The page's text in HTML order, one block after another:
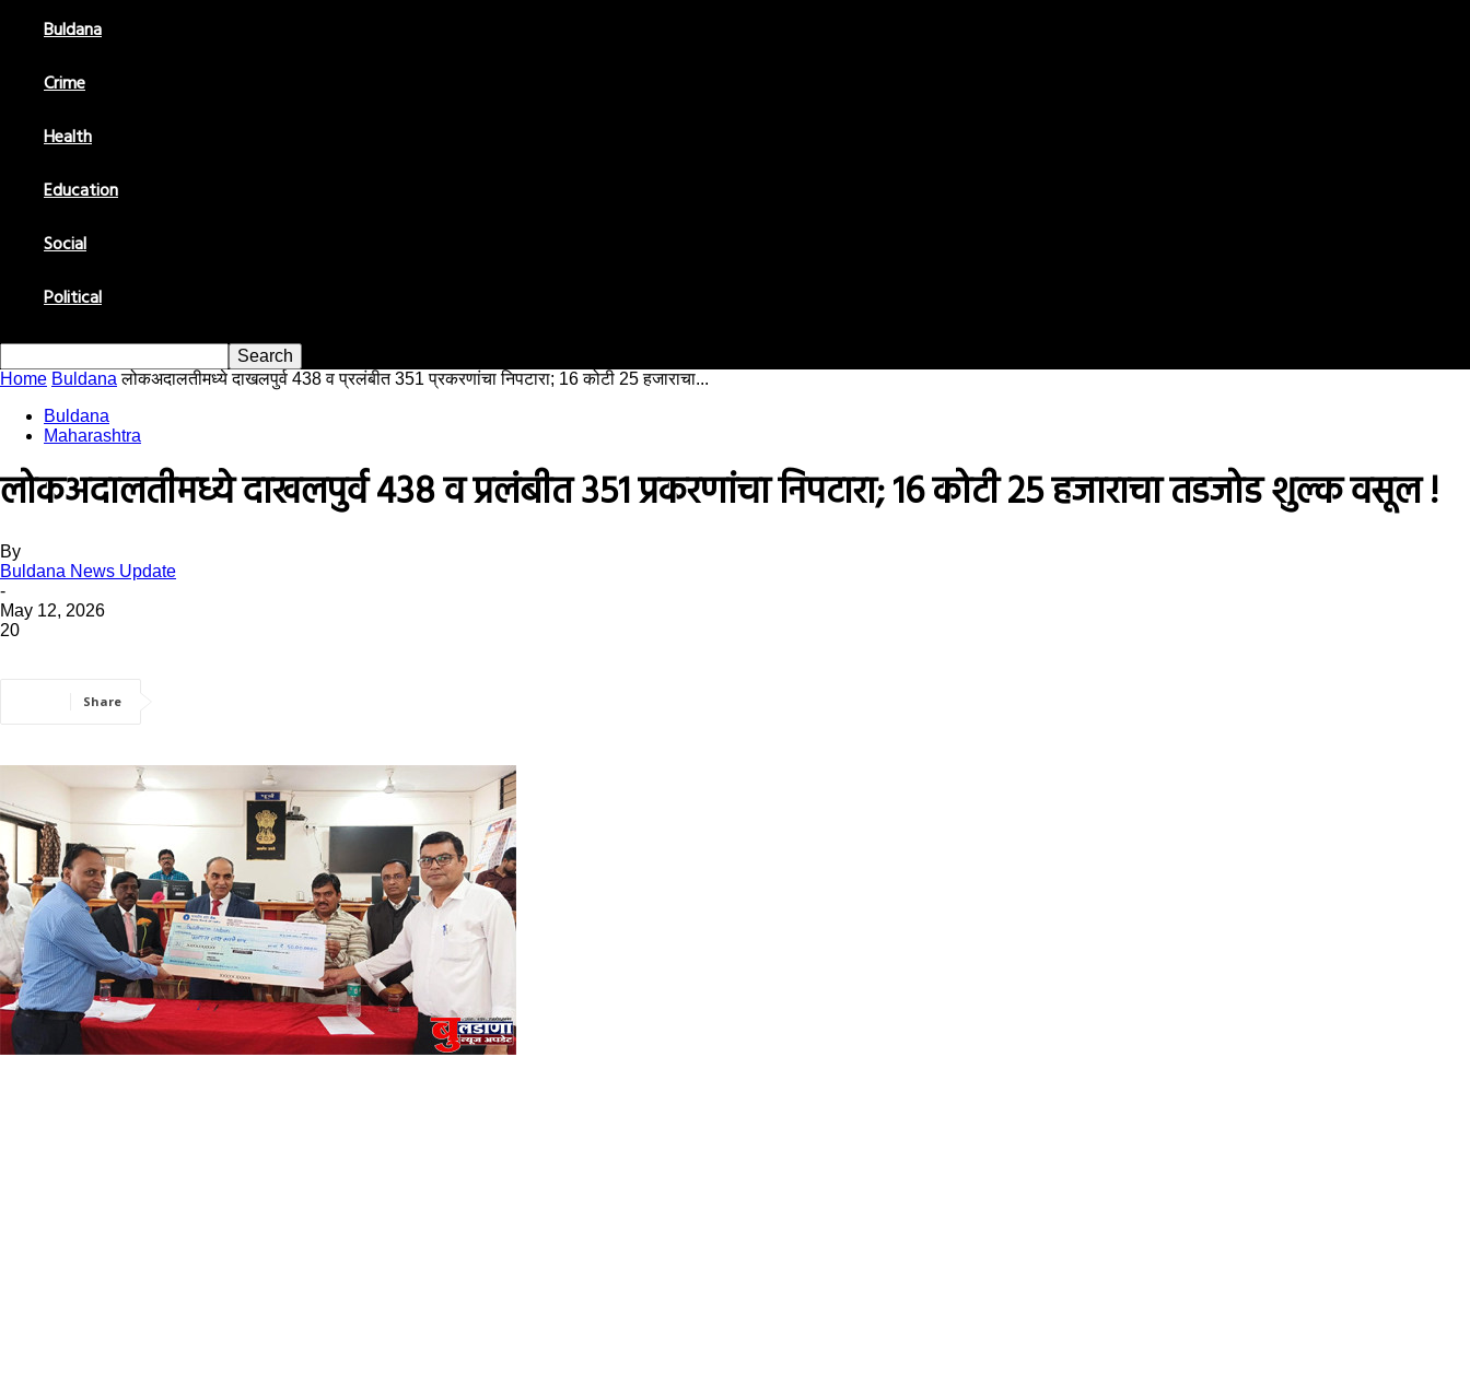
Buldana
Crime
Health
Education
Social
Political
Home Buldana लोकअदालतीमध्ये दाखलपुर्व 438 व प्रलंबीत 351 प्रकरणांचा निपटारा; 16 कोटी 25 हजाराचा...
Buldana
Maharashtra
लोकअदालतीमध्ये दाखलपुर्व 438 व प्रलंबीत 351 प्रकरणांचा निपटारा; 16 कोटी 25 हजाराचा तडजोड शुल्क वसूल !
By
Buldana News Update
-
May 12, 2026
20
Share